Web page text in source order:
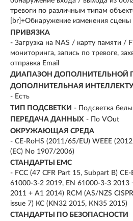
тревоги по различным типам
[br]+Обнаружение изменения сцены
ПРИВЯЗКА
- Загрузка на NAS / карту памяти /
мониторинга, запись по тревоге,
отправка Email
ДИАПАЗОН ДОПОЛНИТЕЛЬНОЙ
ДОПОЛНИТЕЛЬНАЯ
- Есть
ТИП ПОДСВЕТКИ - Подсветка
ПЕРЕДАЧА ДАННЫХ - По VOut
ОКРУЖАЮЩАЯ СРЕДА
- CE-RoHS (2011/65/EU) WEEE
(EC) No 1907/2006)
СТАНДАРТЫ EMC
- FCC (47 CFR Part 15, Subpart B)
61000-3-2 2019, EN 61000-3-3 2013
2011 + A1 2014) RCM (AS/NZS
issue 7) KC (KN32 2015, KN35 2015)
СТАНДАРТЫ ПО БЕЗОПАСНОСТИ